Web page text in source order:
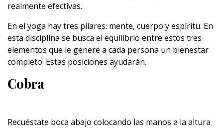
realmente efectivas.
En el yoga hay tres pilares: mente, cuerpo y espíritu. En
esta disciplina se busca el equilibrio entre estos tres
elementos que le genere a cada persona un bienestar
completo. Estas posiciones ayudarán.
Cobra
Recuéstate boca abajo colocando las manos a la altura